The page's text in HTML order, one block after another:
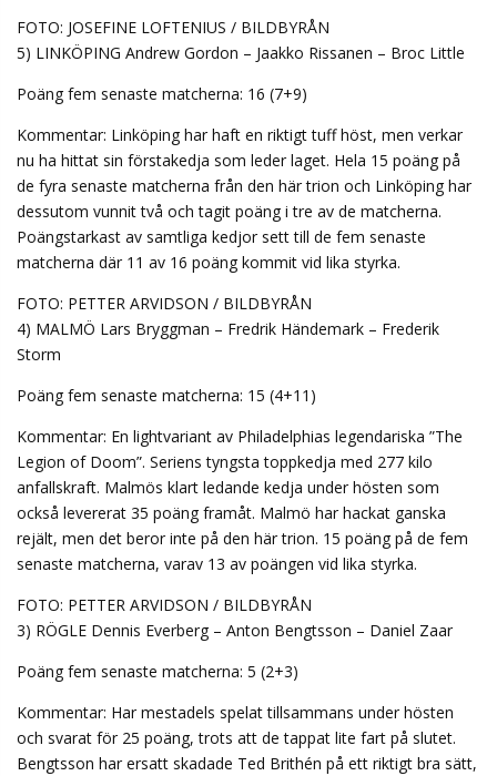
FOTO: JOSEFINE LOFTENIUS / BILDBYRÅN
5) LINKÖPING Andrew Gordon – Jaakko Rissanen – Broc Little
Poäng fem senaste matcherna: 16 (7+9)
Kommentar: Linköping har haft en riktigt tuff höst, men verkar
nu ha hittat sin förstakedja som leder laget. Hela 15 poäng på
de fyra senaste matcherna från den här trion och Linköping har
dessutom vunnit två och tagit poäng i tre av de matcherna.
Poängstarkast av samtliga kedjor sett till de fem senaste
matcherna där 11 av 16 poäng kommit vid lika styrka.
FOTO: PETTER ARVIDSON / BILDBYRÅN
4) MALMÖ Lars Bryggman – Fredrik Händemark – Frederik
Storm
Poäng fem senaste matcherna: 15 (4+11)
Kommentar: En lightvariant av Philadelphias legendariska ”The
Legion of Doom”. Seriens tyngsta toppkedja med 277 kilo
anfallskraft. Malmös klart ledande kedja under hösten som
också levererat 35 poäng framåt. Malmö har hackat ganska
rejält, men det beror inte på den här trion. 15 poäng på de fem
senaste matcherna, varav 13 av poängen vid lika styrka.
FOTO: PETTER ARVIDSON / BILDBYRÅN
3) RÖGLE Dennis Everberg – Anton Bengtsson – Daniel Zaar
Poäng fem senaste matcherna: 5 (2+3)
Kommentar: Har mestadels spelat tillsammans under hösten
och svarat för 25 poäng, trots att de tappat lite fart på slutet.
Bengtsson har ersatt skadade Ted Brithén på ett riktigt bra sätt,